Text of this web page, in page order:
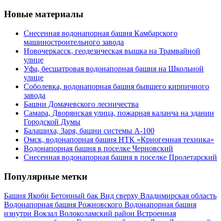
Новые материалы
Снесенная водонапорная башня Камбарского
машиностроительного завода
Новочеркасск, геодезическая вышка на Трамвайной
улице
Уфа, бесшатровая водонапорная башня на Школьной
улице
Соболевка, водонапорная башня бывшего кирпичного
завода
Башни Домачевского лесничества
Самара, Дворянская улица, пожарная каланча на здании
Городской Думы
Балашиха, Заря, башни системы А-100
Омск, водонапорная башня НТК «Криогенная техника»
Водонапорная башня в поселке Черновский
Снесенная водонапорная башня в поселке Пролетарский
Популярные метки
Башня Якоби Бетонный бак Вид сверху Владимирская область
Водонапорная башня Рожновского Водонапорная башня
изнутри Вокзал Волоколамский район Встроенная